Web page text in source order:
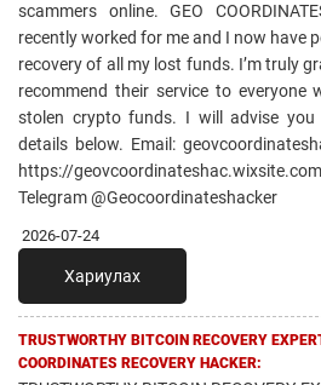
scammers online. GEO
recently worked for me and I now have
recovery of all my lost funds. I’m truly
recommend their service to everyone
stolen crypto funds. I will advise
details below. Email:
https://
Telegram @Geocoordinateshacker
2026-07-24
Хариулах
TRUSTWORTHY BITCOIN RECOVERY
COORDINATES RECOVERY HACKER: